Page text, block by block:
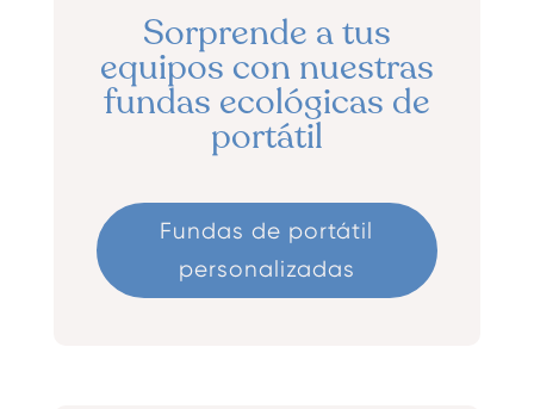
Sorprende a tus
equipos con nuestras
fundas ecológicas de
portátil
Fundas de portátil
personalizadas